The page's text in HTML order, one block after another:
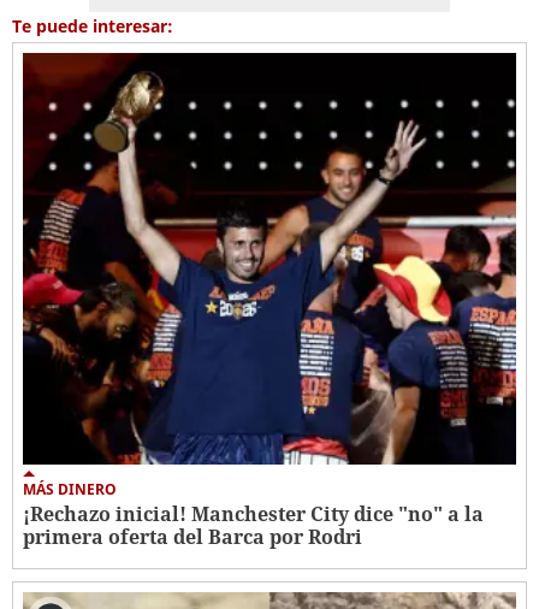
Te puede interesar:
MÁS DINERO
¡Rechazo inicial! Manchester City dice "no" a la
primera oferta del Barca por Rodri